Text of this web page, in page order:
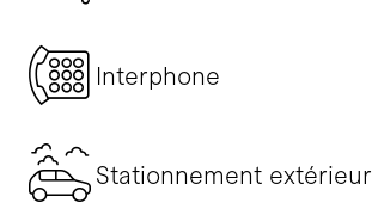
Interphone
Stationnement extérieur